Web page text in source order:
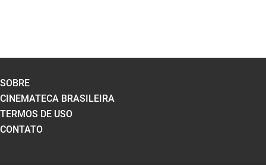
SOBRE
CINEMATECA BRASILEIRA
TERMOS DE USO
CONTATO